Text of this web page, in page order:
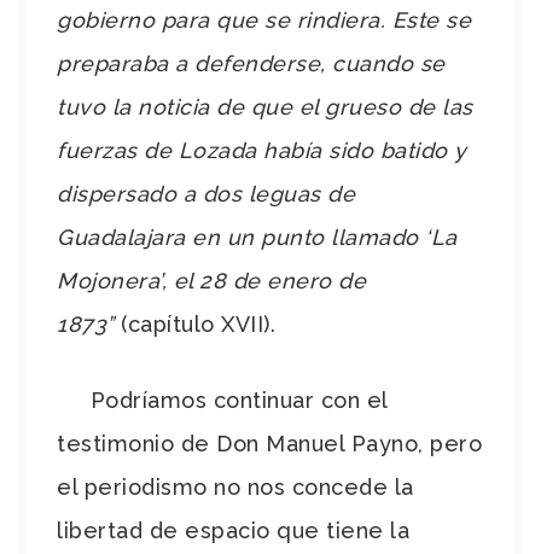
gobierno para que se rindiera. Este se
preparaba a defenderse, cuando se
tuvo la noticia de que el grueso de las
fuerzas de Lozada había sido batido y
dispersado a dos leguas de
Guadalajara en un punto llamado ‘La
Mojonera’, el 28 de enero de
1873”(capítulo XVII).
Podríamos continuar con el
testimonio de Don Manuel Payno, pero
el periodismo no nos concede la
libertad de espacio que tiene la